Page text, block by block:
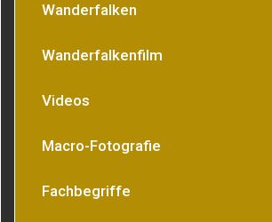
Wanderfalken
Wanderfalkenfilm
Videos
Macro-Fotografie
Fachbegriffe